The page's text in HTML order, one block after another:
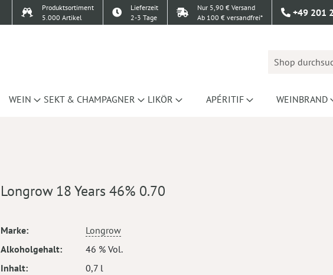
Produktsortiment
5.000 Artikel
Lieferzeit
2-3 Tage
Nur 5,90 € Versand
Ab 100 € versandfrei*
+49 201
WEIN SEKT & CHAMPAGNER LIKÖR APÉRITIF WEINBRAND
Longrow 18 Years 46% 0.70
Mehr
Marke
Longrow
Alkoholgehalt
46 % Vol.
Inhalt
0,7 l